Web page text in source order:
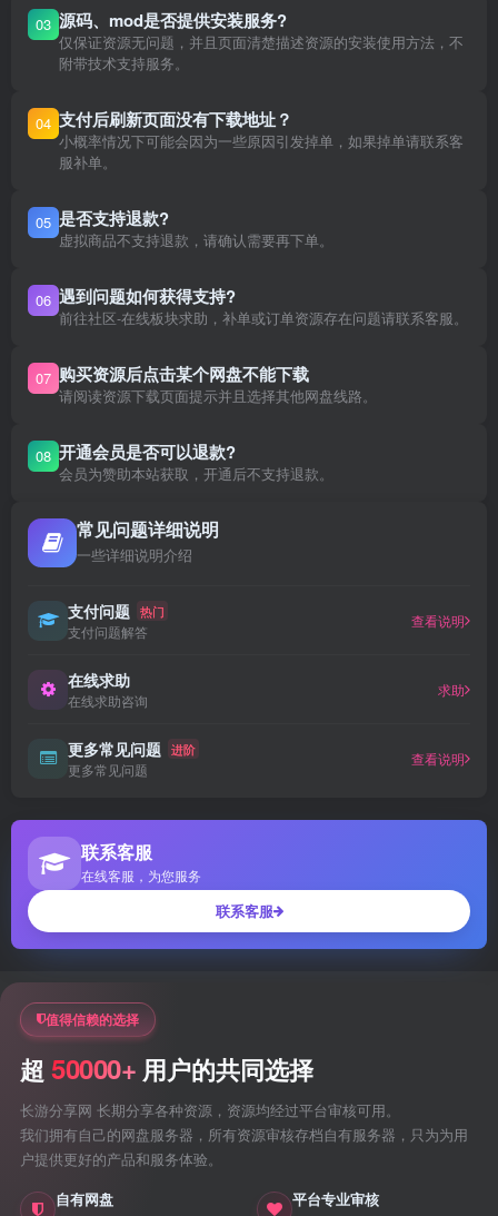
03 源码、mod是否提供安装服务?
仅保证资源无问题，并且页面清楚描述资源的安装使用方法，不
附带技术支持服务。
04 支付后刷新页面没有下载地址？
小概率情况下可能会因为一些原因引发掉单，如果掉单请联系客
服补单。
05 是否支持退款?
虚拟商品不支持退款，请确认需要再下单。
06 遇到问题如何获得支持?
前往社区-在线板块求助，补单或订单资源存在问题请联系客服。
07 购买资源后点击某个网盘不能下载
请阅读资源下载页面提示并且选择其他网盘线路。
08 开通会员是否可以退款?
会员为赞助本站获取，开通后不支持退款。
常见问题详细说明
一些详细说明介绍
支付问题 热门
支付问题解答
查看说明
在线求助
在线求助咨询
求助
更多常见问题 进阶
更多常见问题
查看说明
联系客服
在线客服，为您服务
联系客服
值得信赖的选择
超 50000+ 用户的共同选择
长游分享网 长期分享各种资源，资源均经过平台审核可用。
我们拥有自己的网盘服务器，所有资源审核存档自有服务器，只为为用
户提供更好的产品和服务体验。
自有网盘
平台专业审核